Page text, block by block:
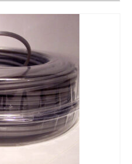
8.27€
tiene
múltiples
variantes.
Las
opciones
se
pueden
elegir
en
la
página